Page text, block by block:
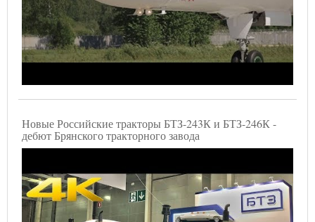
Новые Российские тракторы БТЗ-243К и БТЗ-246К -
дебют Брянского тракторного завода